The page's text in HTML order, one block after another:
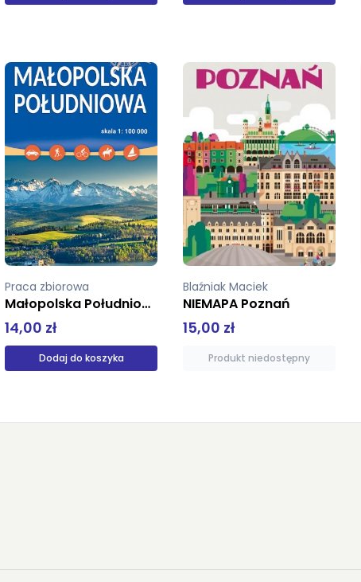
Blaźniak Maciek
NIEMAPA Poznań
15,00 zł
Produkt niedostępny
44,90 zł
Produkt niedostępny